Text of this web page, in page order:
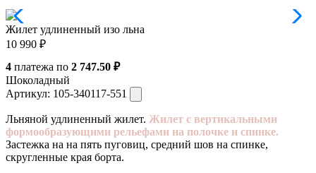
Жилет удлиненный изо льна
10 990 ₽
4 платежа по 2 747.50 ₽
Шоколадный
Артикул: 105-340117-551
Льняной удлиненный жилет. Жилет с вертикальными
формообразующими рельефами на полочке и спинке.
Застежка на на пять пуговиц, средний шов на спинке,
скругленные края борта.